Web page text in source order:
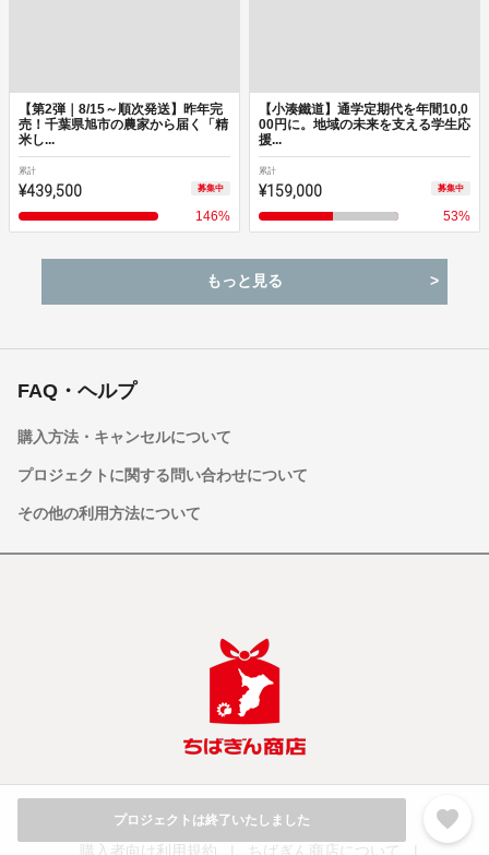
プロジェクトは終了いたしました favorite
【第2弾｜8/15～順次発送】昨年完
売！千葉県旭市の農家から届く「精
米し...
累計
¥439,500 募集中
146%
【小湊鐵道】通学定期代を年間10,0
00円に。地域の未来を支える学生応
援...
累計
¥159,000 募集中
53%
もっと見る
FAQ・ヘルプ
購入方法・キャンセルについて
プロジェクトに関する問い合わせについて
その他の利用方法について
購入者向け利用規約 ちばぎん商店について